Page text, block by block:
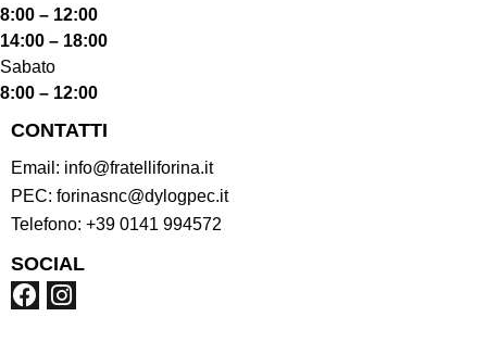
8:00 – 12:00
14:00 – 18:00
Sabato
8:00 – 12:00
CONTATTI
Email: info@fratelliforina.it
PEC: forinasnc@dylogpec.it
Telefono: +39 0141 994572
SOCIAL